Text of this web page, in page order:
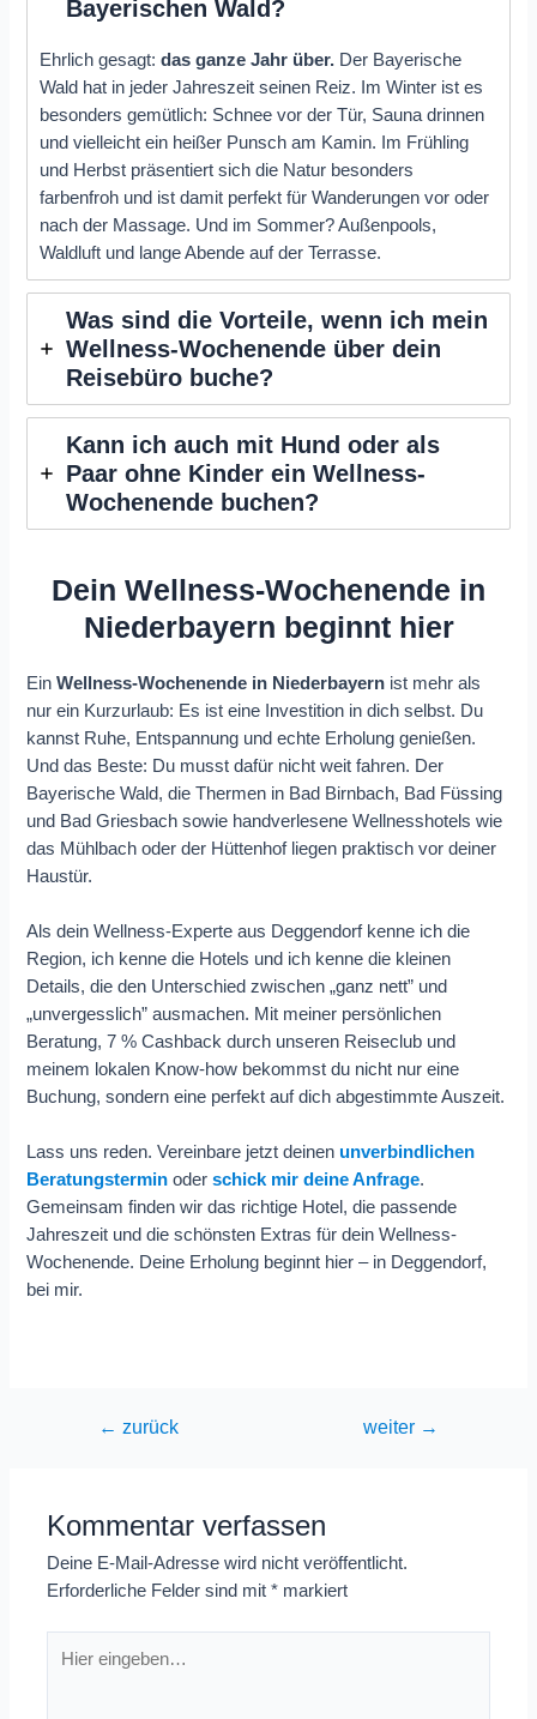
Bayerischen Wald?
Ehrlich gesagt:das ganze Jahr über. Der Bayerische
Wald hat in jeder Jahreszeit seinen Reiz. Im Winter ist es
besonders gemütlich: Schnee vor der Tür, Sauna drinnen
und vielleicht ein heißer Punsch am Kamin. Im Frühling
und Herbst präsentiert sich die Natur besonders
farbenfroh und ist damit perfekt für Wanderungen vor oder
nach der Massage. Und im Sommer? Außenpools,
Waldluft und lange Abende auf der Terrasse.
Was sind die Vorteile, wenn ich mein
Wellness-Wochenende über dein
Reisebüro buche?
Kann ich auch mit Hund oder als
Paar ohne Kinder ein Wellness-
Wochenende buchen?
Dein Wellness-Wochenende in
Niederbayern beginnt hier
EinWellness-Wochenende in Niederbayern ist mehr als
nur ein Kurzurlaub: Es ist eine Investition in dich selbst. Du
kannst Ruhe, Entspannung und echte Erholung genießen.
Und das Beste: Du musst dafür nicht weit fahren. Der
Bayerische Wald, die Thermen in Bad Birnbach, Bad Füssing
und Bad Griesbach sowie handverlesene Wellnesshotels wie
das Mühlbach oder der Hüttenhof liegen praktisch vor deiner
Haustür.
Als dein Wellness-Experte aus Deggendorf kenne ich die
Region, ich kenne die Hotels und ich kenne die kleinen
Details, die den Unterschied zwischen „ganz nett” und
„unvergesslich” ausmachen. Mit meiner persönlichen
Beratung, 7 % Cashback durch unseren Reiseclub und
meinem lokalen Know-how bekommst du nicht nur eine
Buchung, sondern eine perfekt auf dich abgestimmte Auszeit.
Lass uns reden. Vereinbare jetzt deinen unverbindlichen
Beratungstermin oderschick mir deine Anfrage.
Gemeinsam finden wir das richtige Hotel, die passende
Jahreszeit und die schönsten Extras für dein Wellness-
Wochenende. Deine Erholung beginnt hier – in Deggendorf,
bei mir.
Beitragsnavigation
← zurück weiter →
Kommentar verfassen
Deine E-Mail-Adresse wird nicht veröffentlicht.
Erforderliche Felder sind mit* markiert
eingeben…